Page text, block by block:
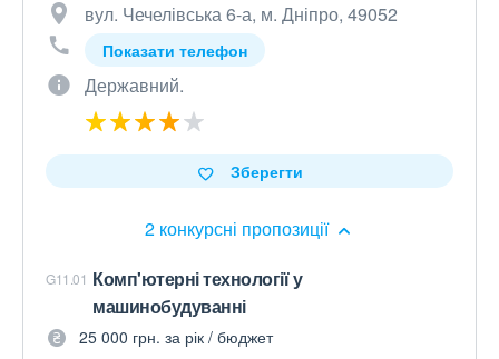
вул. Чечелівська 6-а, м. Дніпро, 49052
Показати телефон
Державний.
2 конкурсні пропозиції
Зберегти
G11.01 Комп'ютерні технології у
машинобудуванні
25 000 грн. за рік / бюджет